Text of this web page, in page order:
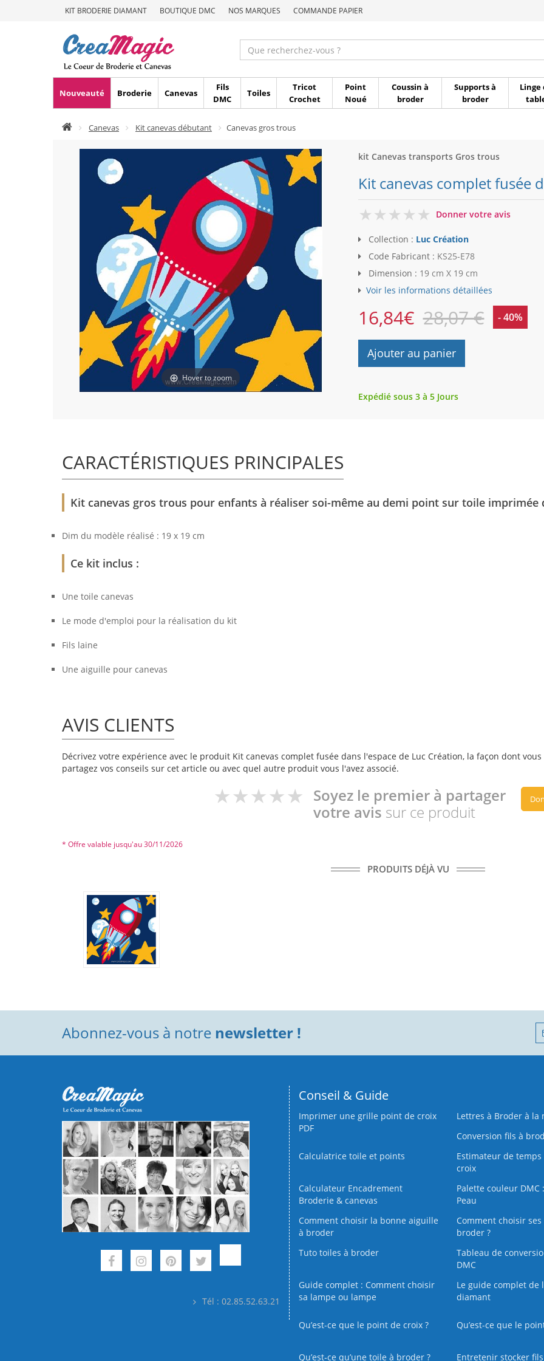
KIT BRODERIE DIAMANT BOUTIQUE DMC NOS MARQUES COMMANDE PAPIER
Nouveauté Broderie Canevas
Fils
DMC
Toiles
Tricot
Crochet
Point
Noué
Coussin à
broder
Supports à
broder
Linge
Canevas Kit canevas débutant Canevas gros trous
Hover to zoom
kit Canevas transports Gros trous
Kit canevas complet fusée
0
Donner votre avis
Collection : Luc Création
Code Fabricant : KS25-E78
Dimension : 19 cm X 19 cm
Voir les informations détaillées
16,84€ 28,07 € - 40%
Ajouter au panier
Expédié sous 3 à 5 Jours
CARACTÉRISTIQUES PRINCIPALES
Kit canevas gros trous pour enfants à réaliser soi-même au demi point sur toile imprimée
Dim du modèle réalisé : 19 x 19 cm
Ce kit inclus :
Une toile canevas
Le mode d'emploi pour la réalisation du kit
Fils laine
Une aiguille pour canevas
AVIS CLIENTS
Décrivez votre expérience avec le produit Kit canevas complet fusée dans l'espace de Luc Création, la façon dont
partagez vos conseils sur cet article ou avec quel autre produit vous l'avez associé.
Soyez le premier à partager
votre avis sur ce produit
* Offre valable jusqu'au 30/11/2026
PRODUITS DÉJÀ VU
Abonnez-vous à notre newsletter !
Tél : 02.85.52.63.21
Conseil & Guide
Imprimer une grille point de croix
PDF
Lettres à Broder à la
Conversion fils à
Calculatrice toile et points
Estimateur de temps
croix
Calculateur Encadrement
Broderie & canevas
Palette couleur DMC
Peau
Comment choisir la bonne aiguille
à broder
Comment choisir ses
broder ?
Tuto toiles à broder
Tableau de
DMC
Guide complet : Comment choisir
sa lampe ou lampe
Le guide complet de
diamant
Qu’est-ce que le point de croix ? Qu’est-ce que le
Qu’est‑ce qu’une toile à broder ? Entretenir stocker